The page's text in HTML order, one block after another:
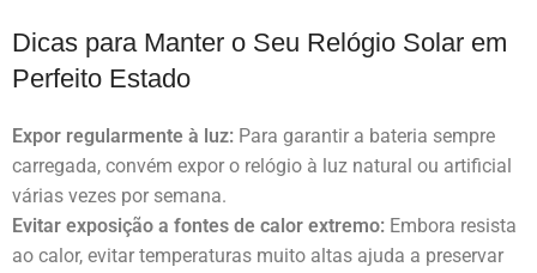
Dicas para Manter o Seu Relógio Solar em
Perfeito Estado
Expor regularmente à luz: Para garantir a bateria sempre
carregada, convém expor o relógio à luz natural ou artificial
várias vezes por semana.
Evitar exposição a fontes de calor extremo: Embora resista
ao calor, evitar temperaturas muito altas ajuda a preservar